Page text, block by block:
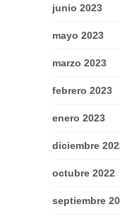
junio 2023
mayo 2023
marzo 2023
febrero 2023
enero 2023
diciembre
octubre 2022
septiembre